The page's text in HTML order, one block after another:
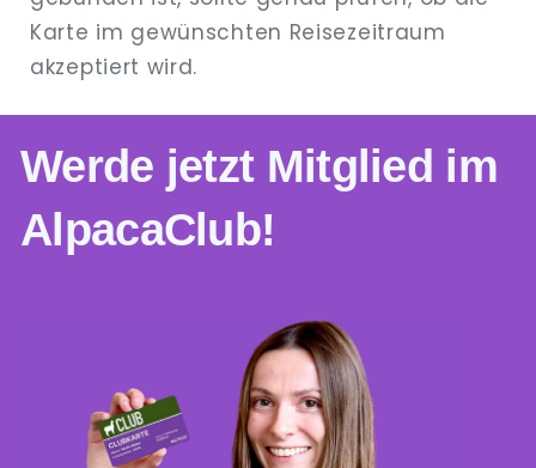
Karte im gewünschten Reisezeitraum
akzeptiert wird.
Werde jetzt Mitglied im
AlpacaClub!